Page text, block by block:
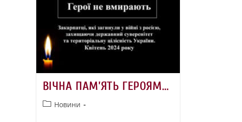
ВІЧНА ПАМ’ЯТЬ ГЕРОЯМ…
Новини